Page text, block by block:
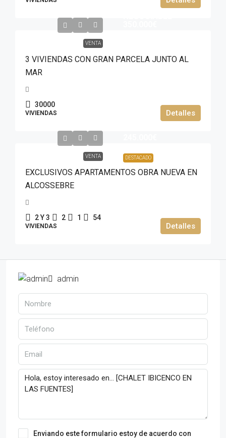
VENTA
3 VIVIENDAS CON GRAN PARCELA JUNTO AL
MAR
30000
VIVIENDAS Detalles
DESTACADO
VENTA
EXCLUSIVOS APARTAMENTOS OBRA NUEVA EN
ALCOSSEBRE
2 Y 3 2 1 54
VIVIENDAS Detalles
admin
Enviando este formulario estoy de acuerdo con